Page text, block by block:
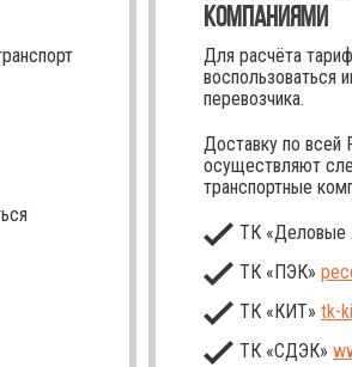
КОМПАНИЯМИ
Для расчёта
воспользоваться
перевозчика.
Доставку по всей
осуществляют
транспортные
ТК «Деловые
ТК «ПЭК»
ТК «КИТ» tk-
ТК «СДЭК»